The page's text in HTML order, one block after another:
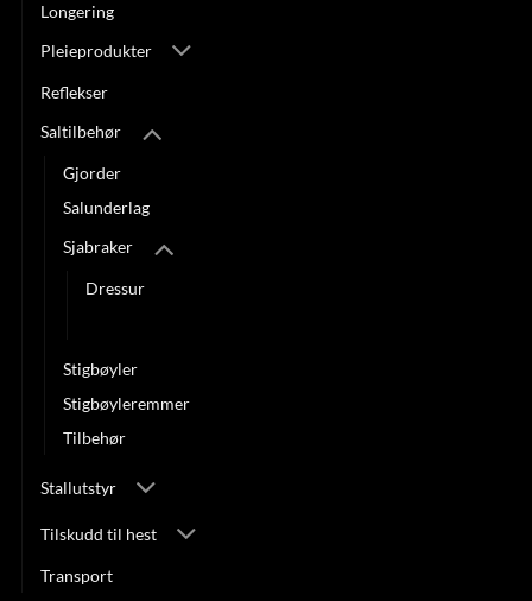
Longering
Pleieprodukter
Reflekser
Saltilbehør
Gjorder
Salunderlag
Sjabraker
Dressur
Stigbøyler
Stigbøyleremmer
Tilbehør
Stallutstyr
Tilskudd til hest
Transport